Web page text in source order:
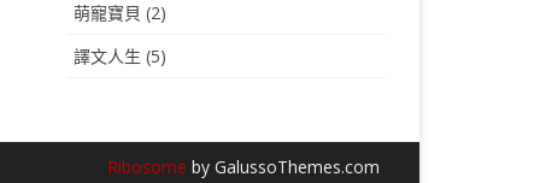
萌寵寶貝 (2)
譯文人生 (5)
Ribosome by GalussoThemes.com